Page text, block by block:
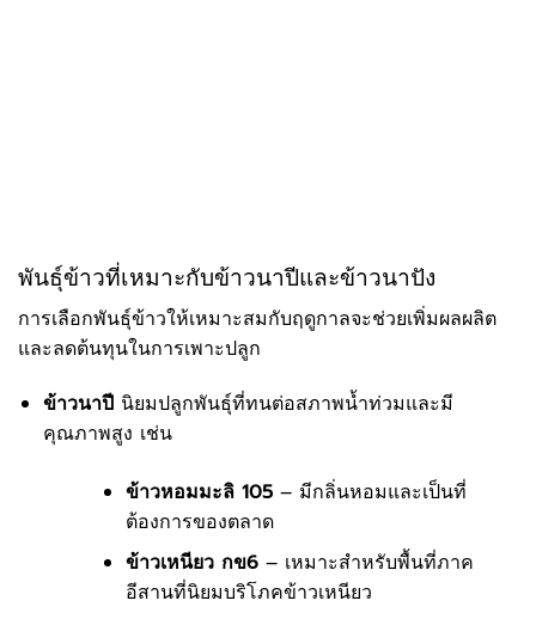
พันธุ์ข้าวที่เหมาะกับข้าวนาปีและข้าวนาปัง
การเลือกพันธุ์ข้าวให้เหมาะสมกับฤดูกาลจะช่วยเพิ่มผลผลิต
และลดต้นทุนในการเพาะปลูก
ข้าวนาปีนิยมปลูกพันธุ์ที่ทนต่อสภาพน้ำท่วมและมี
คุณภาพสูง เช่น
ข้าวหอมมะลิ 105– มีกลิ่นหอมและเป็นที่
ต้องการของตลาด
ข้าวเหนียว กข6– เหมาะสำหรับพื้นที่ภาค
อีสานที่นิยมบริโภคข้าวเหนียว